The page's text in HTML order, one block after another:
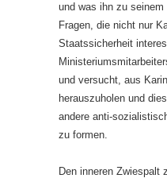
und was ihn zu
Fragen, die nicht nur
Staatssicherheit
und versucht, aus
herauszuholen und
andere anti-
zu formen.
Den inneren Zwiespalt